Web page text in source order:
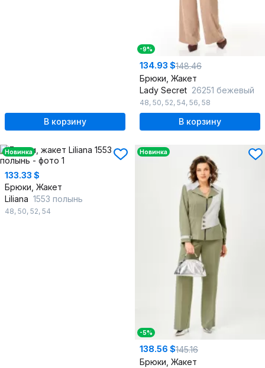
В корзину
-9%
134.93 $148.46
Брюки, Жакет
Lady Secret 26251 бежевый
48, 50, 52, 54, 56, 58
В корзину
Новинка
133.33 $
Брюки, Жакет
Liliana 1553 полынь
48, 50, 52, 54
Новинка
-5%
138.56 $145.16
Брюки, Жакет